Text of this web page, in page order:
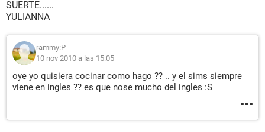
SUERTE......
YULIANNA
rammy:P
10 nov 2010 a las 15:05
oye yo quisiera cocinar como hago ?? .. y el sims siempre
viene en ingles ?? es que nose mucho del ingles :S